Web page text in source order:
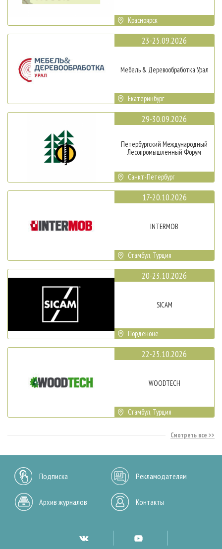
Красноярск
23-25.09.2026
Мебель & Деревообработка Урал
Екатеринбург
29-30.09.2026
Петербургский Международный
Лесопромышленный Форум
Санкт-Петербург
17-20.10.2026
INTERMOB
Стамбул, Турция
20-23.10.2026
SICAM
Порденоне
22-25.10.2026
WOODTECH
Стамбул, Турция
Смотреть все
Подписка Рекламодателям
Архив журналов Контакты